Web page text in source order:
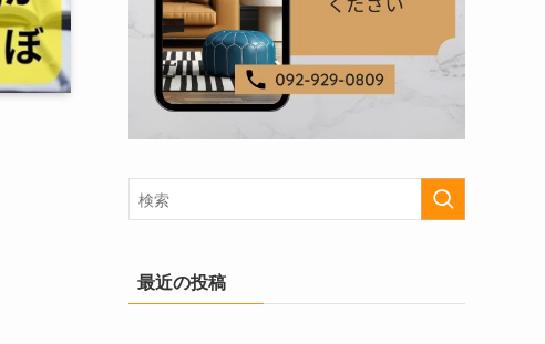
最近の投稿